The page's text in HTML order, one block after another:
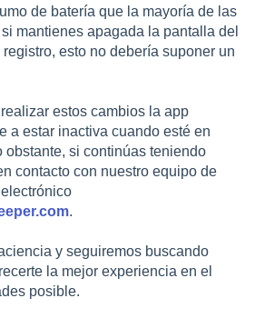
de batería que la mayoría de las
mantienes apagada la pantalla del
esto no debería suponer un
estos cambios la app
a estar inactiva cuando esté en
obstante, si continúas teniendo
contacto con nuestro equipo de
.
y seguiremos buscando
la mejor experiencia en el
posible.